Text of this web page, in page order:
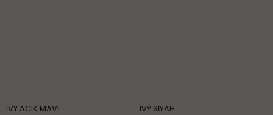
IVY ACIK MAVİ IVY SİYAH